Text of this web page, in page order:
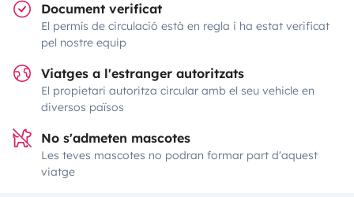
Document verificat
El permís de circulació està en regla i ha estat verificat
pel nostre equip
Viatges a l'estranger autoritzats
El propietari autoritza circular amb el seu vehicle en
diversos països
No s'admeten mascotes
Les teves mascotes no podran formar part d'aquest
viatge